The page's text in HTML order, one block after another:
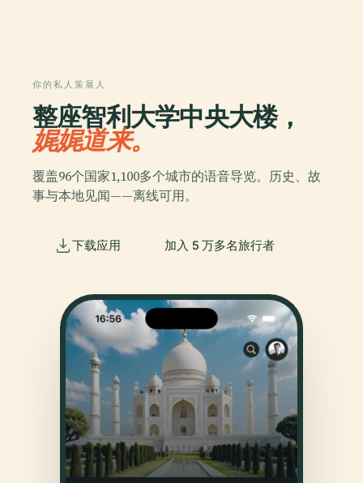
你的私人策展人
整座智利大学中央大楼，
娓娓道来。
覆盖96个国家1,100多个城市的语音导览。历史、故
事与本地见闻——离线可用。
下载应用 加入 5 万多名旅行者